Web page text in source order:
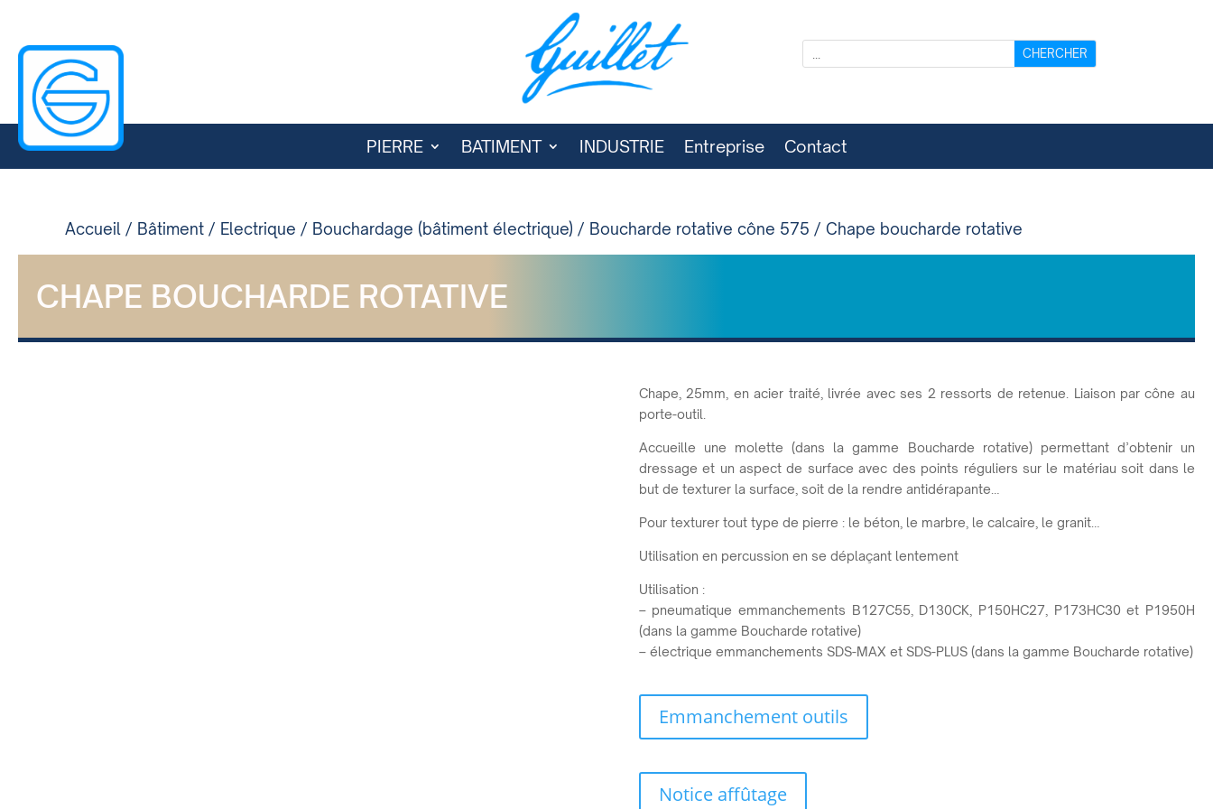
PIERRE BATIMENT INDUSTRIE Entreprise Contact
Accueil / Bâtiment / Electrique / Bouchardage (bâtiment électrique) / Boucharde rotative cône 575 / Chape boucharde rotative
CHAPE BOUCHARDE ROTATIVE
Chape, 25mm, en acier traité, livrée avec ses 2 ressorts de retenue. Liaison par cône au
porte-outil.
Accueille une molette (dans la gamme Boucharde rotative) permettant d’obtenir un
dressage et un aspect de surface avec des points réguliers sur le matériau soit dans le
but de texturer la surface, soit de la rendre antidérapante…
Pour texturer tout type de pierre : le béton, le marbre, le calcaire, le granit…
Utilisation en percussion en se déplaçant lentement
Utilisation :
– pneumatique emmanchements B127C55, D130CK, P150HC27, P173HC30 et P1950H
(dans la gamme Boucharde rotative)
– électrique emmanchements SDS-MAX et SDS-PLUS (dans la gamme Boucharde rotative)
Emmanchement outils
Notice affûtage